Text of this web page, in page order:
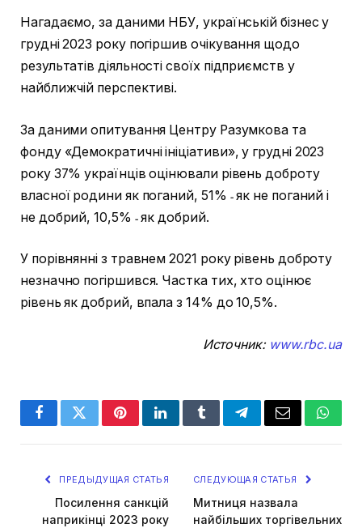
Нагадаємо, за даними НБУ, українській бізнес у
грудні 2023 року погіршив очікування щодо
результатів діяльності своїх підприємств у
найближчій перспективі.
За даними опитування Центру Разумкова та
фонду «Демократичні ініціативи», у грудні 2023
року 37% українців оцінювали рівень доброту
власної родини як поганий, 51% ˗ як не поганий і
не добрий, 10,5% ˗ як добрий.
У порівнянні з травнем 2021 року рівень доброту
незначно погіршився. Частка тих, хто оцінює
рівень як добрий, впала з 14% до 10,5%.
Источник: www.rbc.ua
FacebookTwitterPinterestLinkedInTumblrTelegramEmail
ПРЕДЫДУЩАЯ СТАТЬЯ
Посилення санкцій
наприкінці 2023 року
СЛЕДУЮЩАЯ СТАТЬЯ
Митниця назвала
найбільших торгівельних